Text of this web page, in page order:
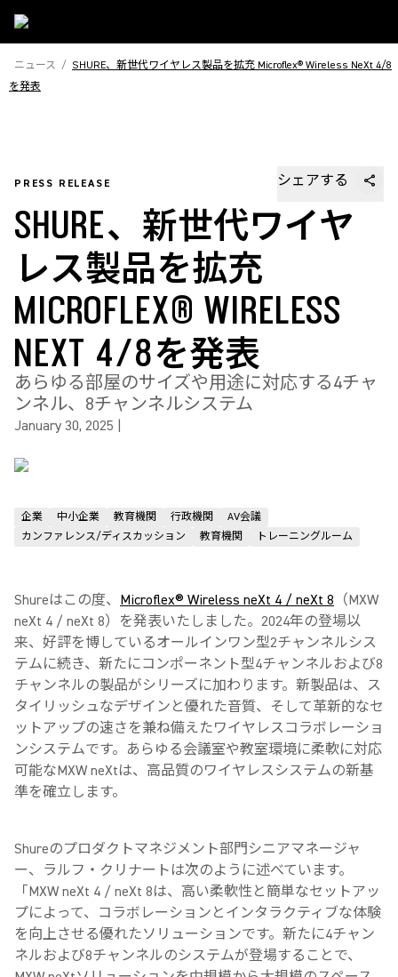
ニュース / SHURE、新世代ワイヤレス製品を拡充 Microflex® Wireless NeXt 4/8
を発表
PRESS RELEASE シェアする
SHURE、新世代ワイヤ
レス製品を拡充
MICROFLEX® WIRELESS
NEXT 4/8を発表
あらゆる部屋のサイズや用途に対応する4チャ
ンネル、8チャンネルシステム
January 30, 2025
企業 中小企業 教育機関 行政機関
AV会議
カンファレンス/ディスカッション
教育機関 トレーニングルーム
Shureはこの度、 Microflex® Wireless neXt 4 / neXt 8 （MXW
neXt 4 / neXt 8）を発表いたしました。2024年の登場以
来、好評を博しているオールインワン型2チャンネルシス
テムに続き、新たにコンポーネント型4チャンネルおよび8
チャンネルの製品がシリーズに加わります。新製品は、ス
タイリッシュなデザインと優れた音質、そして革新的なセ
ットアップの速さを兼ね備えたワイヤレスコラボレーショ
ンシステムです。あらゆる会議室や教室環境に柔軟に対応
可能なMXW neXtは、高品質のワイヤレスシステムの新基
準を確立します。
Shureのプロダクトマネジメント部門シニアマネージャ
ー、ラルフ・クリナートは次のように述べています。
「MXW neXt 4 / neXt 8は、高い柔軟性と簡単なセットアッ
プによって、コラボレーションとインタラクティブな体験
を向上させる優れたソリューションです。新たに4チャン
ネルおよび8チャンネルのシステムが登場することで、